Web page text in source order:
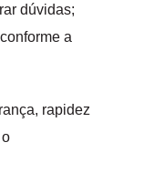
dúvidas;
a
rapidez